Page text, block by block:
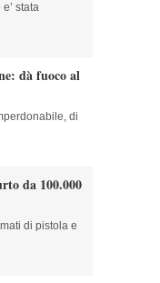
stata
dà fuoco al
di
da 100.000
di pistola e